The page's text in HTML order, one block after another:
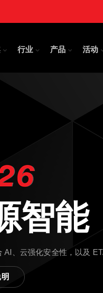
行业 产品 活动
智能
、云强化安全性，以及